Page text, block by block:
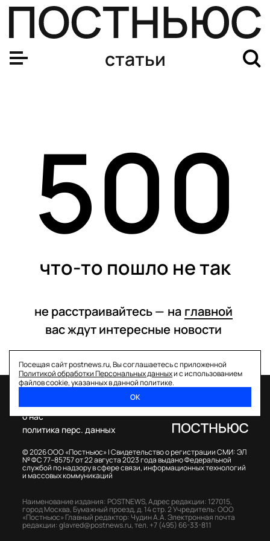
статьи
500
что-то пошло не так
не расстраивайтесь — на главной
вас ждут интересные новости
Посещая сайт postnews.ru, Вы соглашаетесь с приложенной
Политикой обработки Персональных данныхи с использованием
файлов cookie, указанных в данной политике.
ОК
© 2026 ООО «Постньюс» |Свидетельство о регистрации СМИ: ЭЛ
№ ФС 77–85757 от 22 августа 2023 года выдано Федеральной
службой по надзору в сфере связи, информационных технологий
и массовых коммуникаций
о нас
политика перс. данных
Наименование издания: POSTNEWS,Адрес редакции: 127015,
город Москва, Бумажный проезд, д. 14 стр. 2Учредитель: ООО
«Постньюс» Главный редактор: Чудин А.А.Электронная почта
редакции:glavred@postnews.ru,тел. +7 (495) 66-33-811